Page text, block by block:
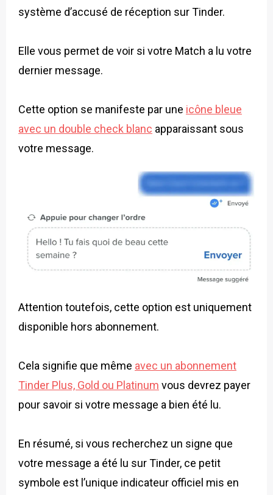
système d’accusé de réception sur Tinder.
Elle vous permet de voir si votre Match a lu votre
dernier message.
Cette option se manifeste par une icône bleue
avec un double check blanc apparaissant sous
votre message.
Attention toutefois, cette option est uniquement
disponible hors abonnement.
Cela signifie que même avec un abonnement
Tinder Plus, Gold ou Platinum vous devrez payer
pour savoir si votre message a bien été lu.
En résumé, si vous recherchez un signe que
votre message a été lu sur Tinder, ce petit
symbole est l’unique indicateur officiel mis en